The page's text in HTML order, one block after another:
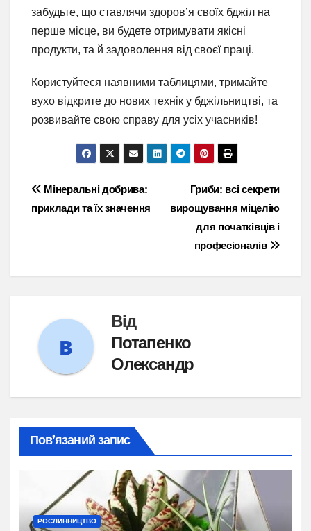
забудьте, що ставлячи здоров’я своїх бджіл на
перше місце, ви будете отримувати якісні
продукти, та й задоволення від своєї праці.
Користуйтеся наявними таблицями, тримайте
вухо відкрите до нових технік у бджільництві, та
розвивайте свою справу для усіх учасників!
Навігація
записів
Гриби: всі секрети
вирощування міцелію
для початківців і
професіоналів
Мінеральні добрива:
приклади та їх значення
Від
Потапенко
Олександр
Пов’язаний запис
РОСЛИННИЦТВО